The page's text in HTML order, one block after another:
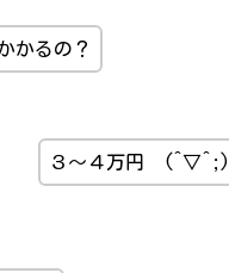
かるの？
３～４万円 (^▽^;)